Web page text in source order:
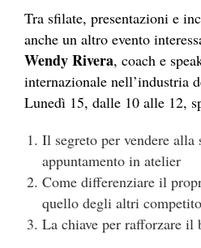
Tra sfilate, presentazioni e
anche un altro evento
Wendy Rivera, coach e
internazionale nell’industria
Lunedì 15, dalle 10 alle 12,
Il segreto per vendere alla
appuntamento in atelier
Come differenziare il
quello degli altri
La chiave per rafforzare il